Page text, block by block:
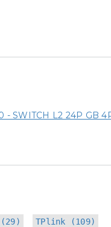
- SWITCH L2 24P GB
TPlink (109)